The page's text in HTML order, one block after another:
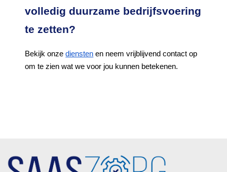
volledig duurzame bedrijfsvoering
te zetten?
Bekijk onzediensten en neem vrijblijvend contact op
om te zien wat we voor jou kunnen betekenen.